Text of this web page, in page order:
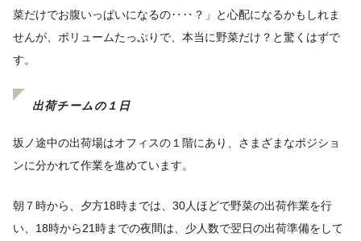
菜だけでお腹いっぱいになるの‥‥？」と心配になるかもしれま
せんが、ボリュームたっぷりで、本当に野菜だけ？と驚くはずで
す。
出荷チームの１日
坂ノ途中の出荷場はオフィスの１階にあり、さまざまなポジショ
ンに分かれて作業を進めています。
朝７時から、夕方18時までは、30人ほどで野菜の出荷作業を行
い、18時から21時までの夜間は、少人数で翌日の出荷準備をして